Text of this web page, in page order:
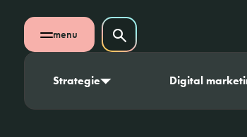
Navigatie overslaan
Open mobiel menu
menu Zoeken op website
Zoeken
Strategie Digital